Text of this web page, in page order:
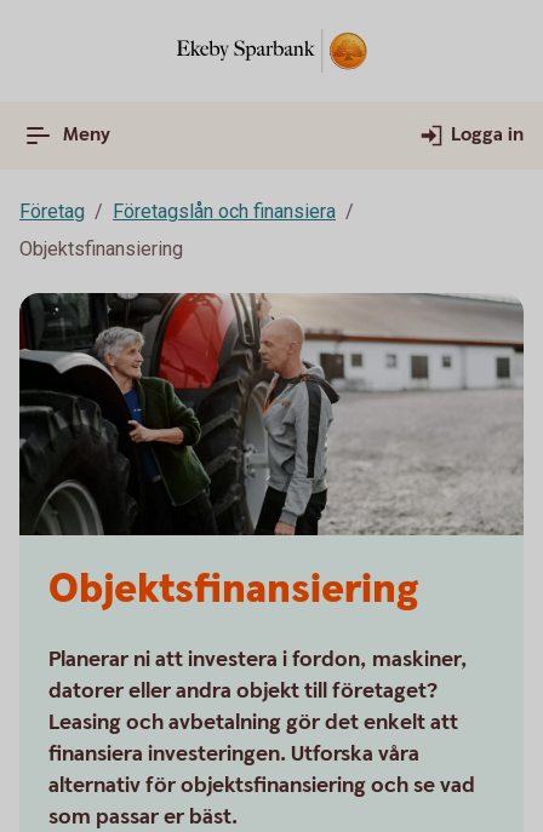
Meny Logga in
Företag
Företagslån och finansiera
Objektsfinansiering
Objektsfinansiering
Planerar ni att investera i fordon, maskiner,
datorer eller andra objekt till företaget?
Leasing och avbetalning gör det enkelt att
finansiera investeringen. Utforska våra
alternativ för objektsfinansiering och se vad
som passar er bäst.